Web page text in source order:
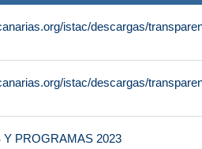
istac/descargas/
istac/descargas/
PROGRAMAS 2023